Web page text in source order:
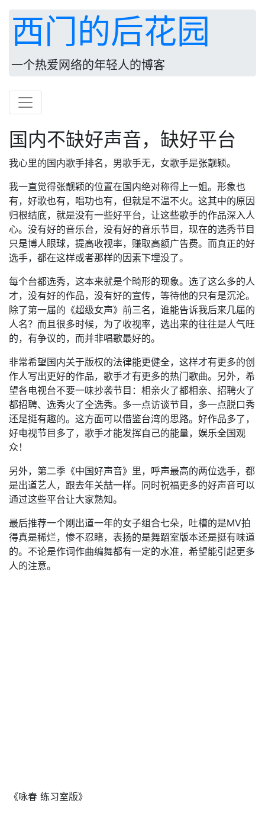
西门的后花园
一个热爱网络的年轻人的博客
国内不缺好声音，缺好平台
我心里的国内歌手排名，男歌手无，女歌手是张靓颖。
我一直觉得张靓颖的位置在国内绝对称得上一姐。形象也
有，好歌也有，唱功也有，但就是不温不火。这其中的原因
归根结底，就是没有一些好平台，让这些歌手的作品深入人
心。没有好的音乐台，没有好的音乐节目，现在的选秀节目
只是博人眼球，提高收视率，赚取高额广告费。而真正的好
选手，都在这样或者那样的因素下埋没了。
每个台都选秀，这本来就是个畸形的现象。选了这么多的人
才，没有好的作品，没有好的宣传，等待他的只有是沉沦。
除了第一届的《超级女声》前三名，谁能告诉我后来几届的
人名？而且很多时候，为了收视率，选出来的往往是人气旺
的，有争议的，而并非唱歌最好的。
非常希望国内关于版权的法律能更健全，这样才有更多的创
作人写出更好的作品，歌手才有更多的热门歌曲。另外，希
望各电视台不要一味抄袭节目：相亲火了都相亲、招聘火了
都招聘、选秀火了全选秀。多一点访谈节目，多一点脱口秀
还是挺有趣的。这方面可以借鉴台湾的思路。好作品多了，
好电视节目多了，歌手才能发挥自己的能量，娱乐全国观
众！
另外，第二季《中国好声音》里，呼声最高的两位选手，都
是出道艺人，跟去年关喆一样。同时祝福更多的好声音可以
通过这些平台让大家熟知。
最后推荐一个刚出道一年的女子组合七朵，吐槽的是MV拍
得真是稀烂，惨不忍睹，表扬的是舞蹈室版本还是挺有味道
的。不论是作词作曲编舞都有一定的水准，希望能引起更多
人的注意。
《咏春 练习室版》